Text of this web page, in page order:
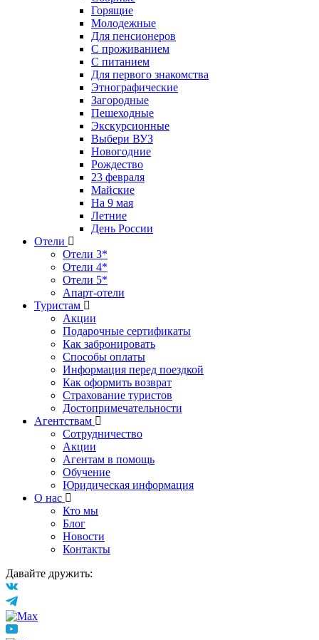
Горящие
Молодежные
Для пенсионеров
С проживанием
С питанием
Для первого знакомства
Этнографические
Загородные
Пешеходные
Экскурсионные
Выбери ВУЗ
Новогодние
Рождество
23 февраля
Майские
На 9 мая
Летние
День России
Отели
Отели 3*
Отели 4*
Отели 5*
Апарт-отели
Туристам
Акции
Подарочные сертификаты
Как забронировать
Способы оплаты
Информация перед поездкой
Как оформить возврат
Страхование туристов
Достопримечательности
Агентствам
Сотрудничество
Акции
Агентам в помощь
Обучение
Юридическая информация
О нас
Кто мы
Блог
Новости
Контакты
Давайте дружить: